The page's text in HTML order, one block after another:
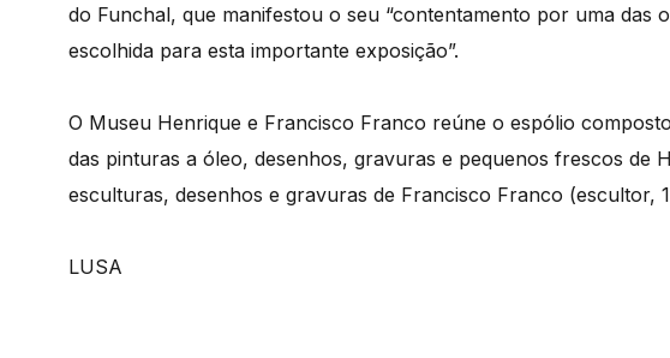
do Funchal, que manifestou o seu “contentamento por uma das
escolhida para esta importante exposição”.
O Museu Henrique e Francisco Franco reúne o espólio
das pinturas a óleo, desenhos, gravuras e pequenos frescos de
esculturas, desenhos e gravuras de Francisco Franco (escultor,
LUSA